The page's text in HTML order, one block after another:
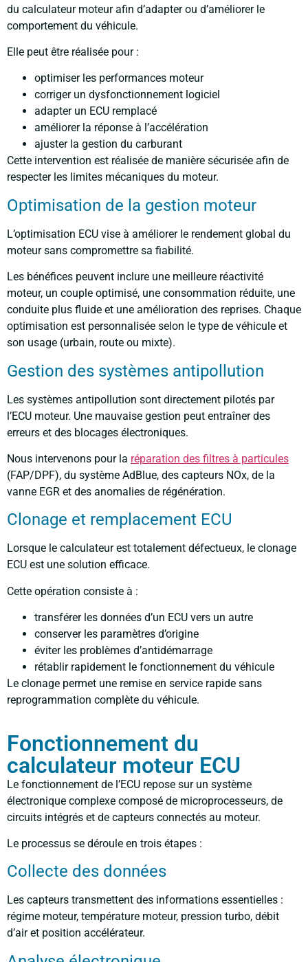
du calculateur moteur afin d’adapter ou d’améliorer le
comportement du véhicule.
Elle peut être réalisée pour :
optimiser les performances moteur
corriger un dysfonctionnement logiciel
adapter un ECU remplacé
améliorer la réponse à l’accélération
ajuster la gestion du carburant
Cette intervention est réalisée de manière sécurisée afin de
respecter les limites mécaniques du moteur.
Optimisation de la gestion moteur
L’optimisation ECU vise à améliorer le rendement global du
moteur sans compromettre sa fiabilité.
Les bénéfices peuvent inclure une meilleure réactivité
moteur, un couple optimisé, une consommation réduite, une
conduite plus fluide et une amélioration des reprises. Chaque
optimisation est personnalisée selon le type de véhicule et
son usage (urbain, route ou mixte).
Gestion des systèmes antipollution
Les systèmes antipollution sont directement pilotés par
l’ECU moteur. Une mauvaise gestion peut entraîner des
erreurs et des blocages électroniques.
Nous intervenons pour la réparation des filtres à particules
(FAP/DPF), du système AdBlue, des capteurs NOx, de la
vanne EGR et des anomalies de régénération.
Clonage et remplacement ECU
Lorsque le calculateur est totalement défectueux, le clonage
ECU est une solution efficace.
Cette opération consiste à :
transférer les données d’un ECU vers un autre
conserver les paramètres d’origine
éviter les problèmes d’antidémarrage
rétablir rapidement le fonctionnement du véhicule
Le clonage permet une remise en service rapide sans
reprogrammation complète du véhicule.
Fonctionnement du
calculateur moteur ECU
Le fonctionnement de l’ECU repose sur un système
électronique complexe composé de microprocesseurs, de
circuits intégrés et de capteurs connectés au moteur.
Le processus se déroule en trois étapes :
Collecte des données
Les capteurs transmettent des informations essentielles :
régime moteur, température moteur, pression turbo, débit
d’air et position accélérateur.